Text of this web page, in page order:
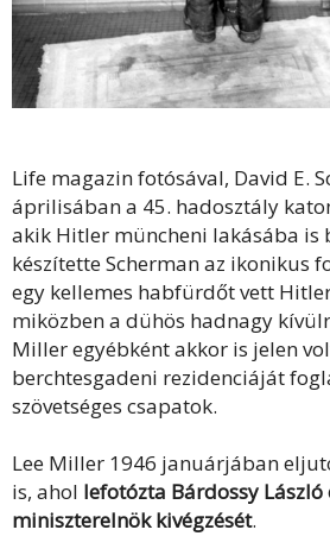
Life magazin fotósával, David E.
áprilisában a 45. hadosztály
akik Hitler müncheni lakásába is
készítette Scherman az ikonikus
egy kellemes habfürdőt vett
miközben a dühös hadnagy
Miller egyébként akkor is jelen
berchtesgadeni rezidenciáját
szövetséges csapatok.
Lee Miller 1946 januárjában
is, ahol lefotózta Bárdossy László
miniszterelnök kivégzését.